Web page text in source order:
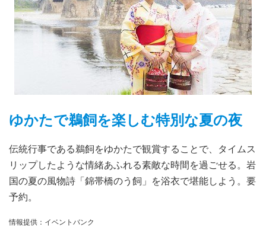
ゆかたで鵜飼を楽しむ特別な夏の夜
伝統行事である鵜飼をゆかたで観賞することで、タイムス
リップしたような情緒あふれる素敵な時間を過ごせる。岩
国の夏の風物詩「錦帯橋のう飼」を浴衣で堪能しよう。要
予約。
情報提供：イベントバンク